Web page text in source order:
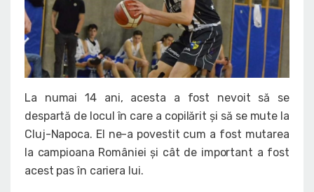
La numai 14 ani, acesta a fost nevoit să se
despartă de locul în care a copilărit și să se mute la
Cluj-Napoca. El ne-a povestit cum a fost mutarea
la campioana României și cât de important a fost
acest pas în cariera lui.